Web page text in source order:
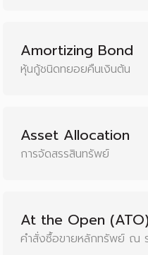
Amortizing Bond
หุ้นกู้ชนิดทยอยคืนเงินต้น
Asset Allocation
การจัดสรรสินทรัพย์
At the Open (ATO)
คำสั่งซื้อขายหลักทรัพย์ ณ